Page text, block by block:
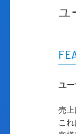
ユ
ユ
売上
こ